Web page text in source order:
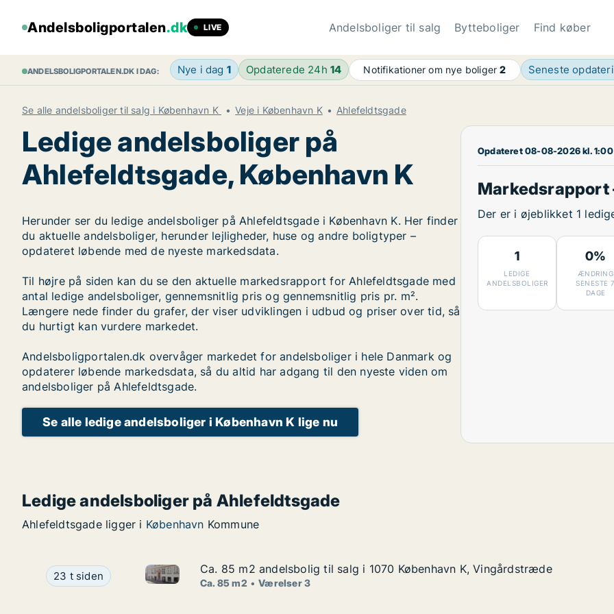
Andelsboligportalen.dk LIVE Andelsboliger til salg Bytteboliger Find køber
ANDELSBOLIGPORTALEN.DK I DAG: Nye i dag 1 Opdaterede 24h14 Notifikationer om nye boliger2 Seneste
Se alle andelsboliger til salg i København K Veje i København K Ahlefeldtsgade
Ledige andelsboliger på
Ahlefeldtsgade, København K
Herunder ser du ledige andelsboliger på Ahlefeldtsgade i København K. Her finder
du aktuelle andelsboliger, herunder lejligheder, huse og andre boligtyper –
opdateret løbende med de nyeste markedsdata.
Til højre på siden kan du se den aktuelle markedsrapport for Ahlefeldtsgade med
antal ledige andelsboliger, gennemsnitlig pris og gennemsnitlig pris pr. m².
Længere nede finder du grafer, der viser udviklingen i udbud og priser over tid, så
du hurtigt kan vurdere markedet.
Andelsboligportalen.dk overvåger markedet for andelsboliger i hele Danmark og
opdaterer løbende markedsdata, så du altid har adgang til den nyeste viden om
andelsboliger på Ahlefeldtsgade.
Se alle ledige andelsboliger i København K lige nu
Opdateret 08-08-2026 kl. 1:00
Markedsrapport
Der er i øjeblikket 1
1
LEDIGE
ANDELSBOLIGER
0%
ÆNDRING
SENESTE 7
DAGE
Ledige andelsboliger på Ahlefeldtsgade
Ahlefeldtsgade ligger i København Kommune
Ca. 85 m2 andelsbolig til salg i 1070 København K, Vingårdstræde
23 t siden Ca. 85 m2 andelsbolig til salg i 1070 København K, Vingårdstræde
Ca. 85 m2 andelsbolig til salg i 1070 København K, Vingårdstræde
Ca. 85 m2 andelsbolig til salg i 1070 København K, Vingårdstræde
Ca. 85 m2 Værelser 3